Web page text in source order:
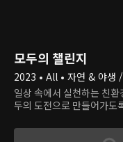
모두의 챌린지
2023 • All • 자연 & 야생
일상 속에서 실천하는 친
두의 도전으로 만들어가도